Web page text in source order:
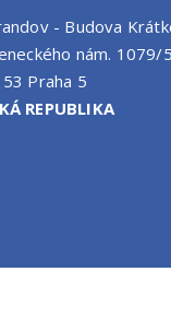
- Budova
nám. 1079/
Praha 5
REPUBLIKA